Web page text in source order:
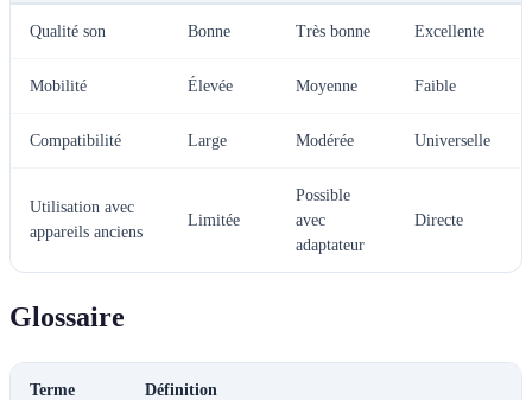
Qualité son Bonne Très bonne Excellente
Mobilité Élevée Moyenne Faible
Compatibilité Large Modérée Universelle
Utilisation avec
appareils anciens
Limitée
Possible
avec
adaptateur
Directe
Glossaire
Terme Définition